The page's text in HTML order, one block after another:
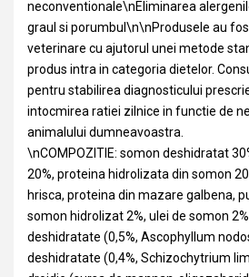
neconventionale\nEliminarea
graul si porumbul\n\nProdusele au
veterinare cu ajutorul unei metode
produs intra in categoria dietelor.
pentru stabilirea diagnosticului
intocmirea ratiei zilnice in functie de
animalului dumneavoastra.
\nCOMPOZITIE: somon deshidratat
20%, proteina hidrolizata din somon
hrisca, proteina din mazare galbena,
somon hidrolizat 2%, ulei de somon
deshidratate (0,5%, Ascophyllum
deshidratate (0,4%, Schizochytrium